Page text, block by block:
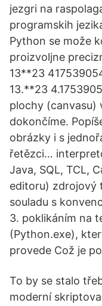
jezgri na
programskih
Python se može
proizvoljne
13**23
13.**23
plochy (canvasu)
dokončíme.
obrázky i s
řetězci…
Java, SQL, TCL,
editoru) zdrojový
souladu s
3. poklikáním na
(Python.exe),
provede Což je
To by se stalo
moderní